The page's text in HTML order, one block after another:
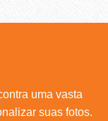
uma vasta
suas fotos.